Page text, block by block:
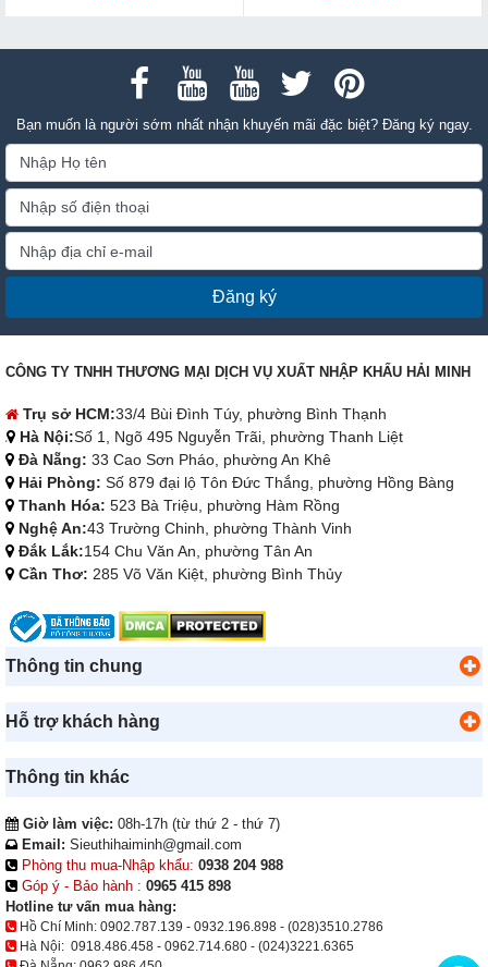
Bạn muốn là người sớm nhất nhận khuyến mãi đặc biệt? Đăng ký ngay.
Đăng ký
CÔNG TY TNHH THƯƠNG MẠI DỊCH VỤ XUẤT NHẬP KHẨU HẢI MINH
Trụ sở HCM:33/4 Bùi Đình Túy, phường Bình Thạnh
Hà Nội:Số 1, Ngõ 495 Nguyễn Trãi, phường Thanh Liệt
Đà Nẵng: 33 Cao Sơn Pháo, phường An Khê
Hải Phòng: Số 879 đại lộ Tôn Đức Thắng, phường Hồng Bàng
Thanh Hóa: 523 Bà Triệu, phường Hàm Rồng
Nghệ An:43 Trường Chinh, phường Thành Vinh
Đắk Lắk:154 Chu Văn An, phường Tân An
Cần Thơ: 285 Võ Văn Kiệt, phường Bình Thủy
Thông tin chung
Hỗ trợ khách hàng
Thông tin khác
Giờ làm việc: 08h-17h (từ thứ 2 - thứ 7)
Email: Sieuthihaiminh@gmail.com
Phòng thu mua-Nhập khẩu: 0938 204 988
Góp ý - Bảo hành : 0965 415 898
Hotline tư vấn mua hàng:
Hồ Chí Minh: 0902.787.139 - 0932.196.898 - (028)3510.2786
Hà Nội: 0918.486.458 - 0962.714.680 - (024)3221.6365